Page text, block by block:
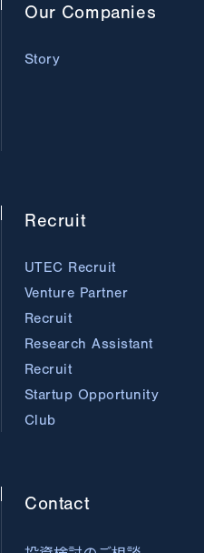
Our Companies
Story
Recruit
UTEC Recruit
Venture Partner
Recruit
Research Assistant
Recruit
Startup Opportunity
Club
Contact